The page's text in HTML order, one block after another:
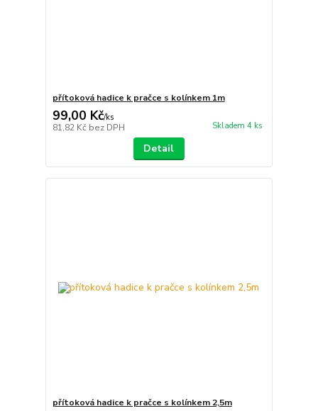
přítoková hadice k pračce s kolínkem 1m
99,00 Kč/ks
81,82 Kč bez DPH Skladem 4 ks
Detail
přítoková hadice k pračce s kolínkem 2,5m